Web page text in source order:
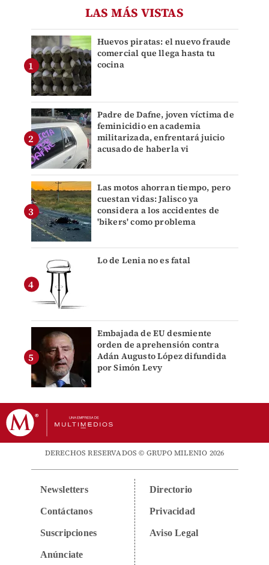
LAS MÁS VISTAS
Huevos piratas: el nuevo fraude
comercial que llega hasta tu
cocina
Padre de Dafne, joven víctima de
feminicidio en academia
militarizada, enfrentará juicio
acusado de haberla vi
Las motos ahorran tiempo, pero
cuestan vidas: Jalisco ya
considera a los accidentes de
'bikers' como problema
Lo de Lenia no es fatal
Embajada de EU desmiente
orden de aprehensión contra
Adán Augusto López difundida
por Simón Levy
DERECHOS RESERVADOS © GRUPO MILENIO 2026
Newsletters
Contáctanos
Suscripciones
Anúnciate
Directorio
Privacidad
Aviso Legal